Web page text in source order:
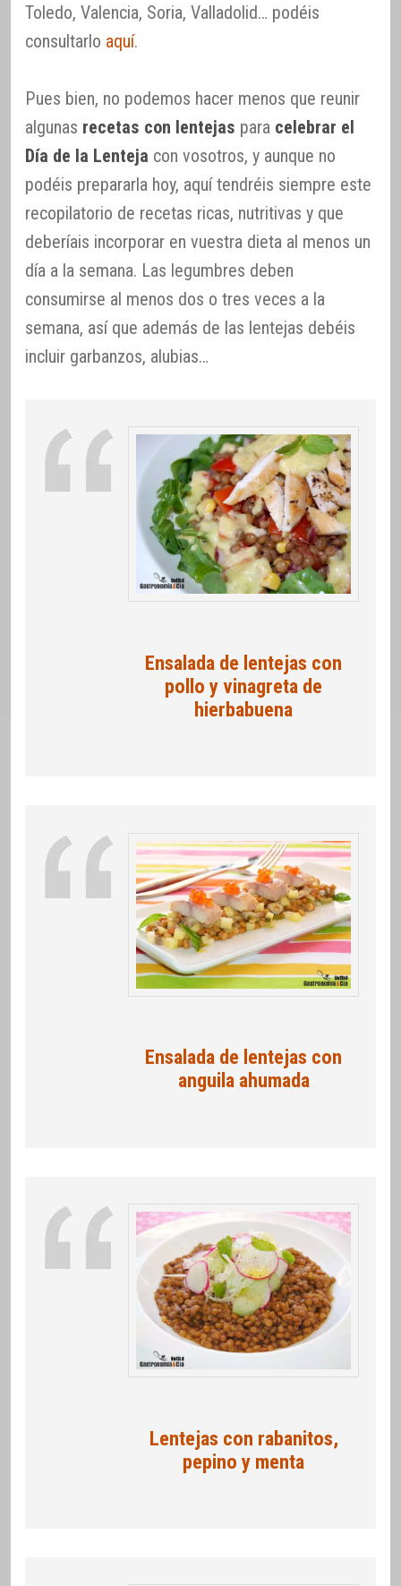
Toledo, Valencia, Soria, Valladolid… podéis
consultarlo aquí.
Pues bien, no podemos hacer menos que reunir
algunas recetas con lentejas para celebrar el
Día de la Lenteja con vosotros, y aunque no
podéis prepararla hoy, aquí tendréis siempre este
recopilatorio de recetas ricas, nutritivas y que
deberíais incorporar en vuestra dieta al menos un
día a la semana. Las legumbres deben
consumirse al menos dos o tres veces a la
semana, así que además de las lentejas debéis
incluir garbanzos, alubias…
Ensalada de lentejas con
pollo y vinagreta de
hierbabuena
Ensalada de lentejas con
anguila ahumada
Lentejas con rabanitos,
pepino y menta